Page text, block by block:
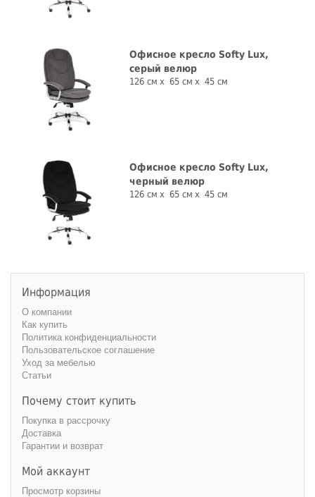
Офисное кресло Softy Lux,
серый велюр
126 см 65 см 45 см
Офисное кресло Softy Lux,
черный велюр
126 см 65 см 45 см
Информация
О компании
Как купить
Политика конфиденциальности
Пользовательское соглашение
Уход за мебелью
Статьи
Почему стоит купить
Покупка в рассрочку
Доставка
Гарантии и возврат
Мой аккаунт
Просмотр корзины